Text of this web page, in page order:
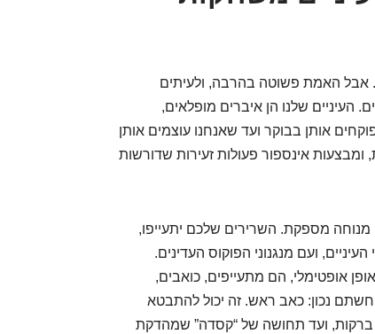
אבל האמת פשוטה בהרבה, ולעיתים
שלנו הן איברים מופלאים,
אותן בבוקר ועד שאנחנו עוצמים אותן
אינספור פעולות זעירות שדורשות
מספקת. השרירים שלכם יתעייפו,
ועם מנגנוני הפוקוס העדינים.
אופטימלי, הם מתעייפים, כואבים,
נכון: כאב ראש. זה יכול להתבטא
ברקות, ועד תחושה של “קסדה” שמהדקת